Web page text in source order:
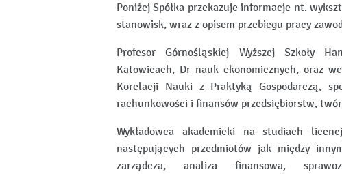
Poniżej Spółka przekazuje informacje nt.
stanowisk, wraz z opisem przebiegu pracy
Profesor Górnośląskiej Wyższej Szkoły
Katowicach, Dr nauk ekonomicznych, oraz
Korelacji Nauki z Praktyką Gospodarczą,
rachunkowości i finansów przedsiębiorstw,
Wykładowca akademicki na studiach
następujących przedmiotów jak między
zarządcza, analiza finansowa,